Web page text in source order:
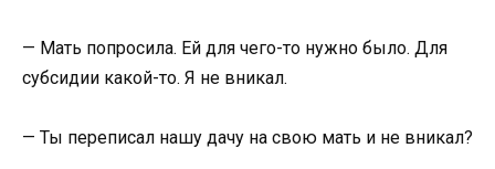
— Мать попросила. Ей для чего-то нужно было. Для
субсидии какой-то. Я не вникал.
— Ты переписал нашу дачу на свою мать и не вникал?